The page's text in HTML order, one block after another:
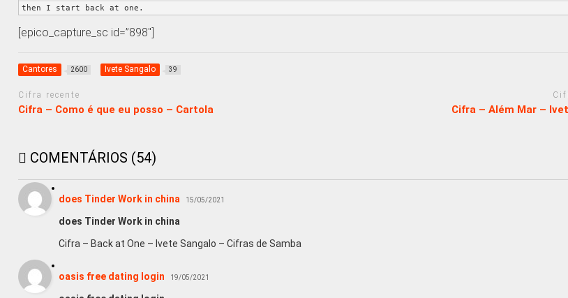
[epico_capture_sc id=”898″]
Cantores 2600 Ivete Sangalo 39
Cifra recente
Cifra – Como é que eu posso – Cartola Cifra – Além Mar –
COMENTÁRIOS (54)
does Tinder Work in china 15/05/2021
does Tinder Work in china
Cifra – Back at One – Ivete Sangalo – Cifras de Samba
oasis free dating login 19/05/2021